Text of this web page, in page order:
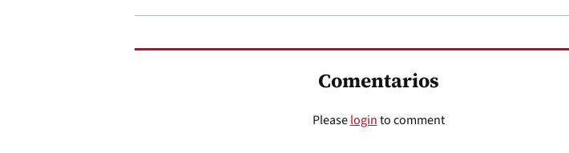
Comentarios
Pleaseloginto comment